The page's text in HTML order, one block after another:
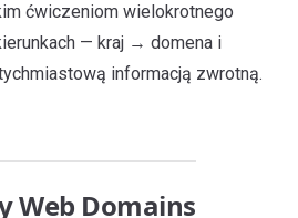
ćwiczeniom wielokrotnego
— kraj → domena i
informacją zwrotną.
Web Domains